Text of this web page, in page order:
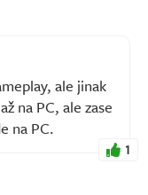
ale jinak
na PC, ale zase
na PC.
1